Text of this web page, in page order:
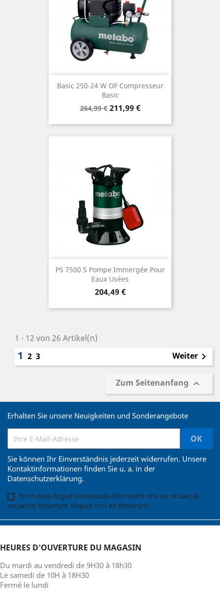
Basic 250-24 W OF Compresseur
Basic
Verkaufspreis
264,99 € Preis
211,99 €
PS 7500 S Pompe Immergée Pour
Eaux Usées
Preis
204,49 €
1 - 12 von 26 Artikel(n)
1 2 3 Weiter 
Zum Seitenanfang 
Erhalten Sie unsere Neuigkeiten und Sonderangebote
Sie können Ihr Einverständnis jederzeit widerrufen. Unsere
Kontaktinformationen finden Sie u. a. in der
Datenschutzerklärung.
Enim quis fugiat consequat elit minim nisi eu occaecat
occaecat deserunt aliquip nisi ex deserunt.
HEURES D'OUVERTURE DU MAGASIN
Du mardi au vendredi de 9H30 à 18h30
Le samedi de 10H à 18H30
Fermé le lundi